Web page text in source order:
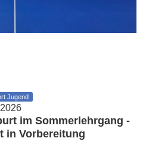
Jugend
im Sommerlehrgang -
in Vorbereitung